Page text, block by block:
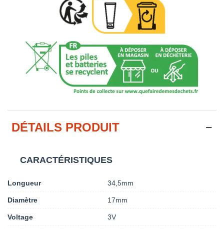
DÉTAILS PRODUIT
CARACTÉRISTIQUES
Longueur 34,5mm
Diamètre 17mm
Voltage 3V